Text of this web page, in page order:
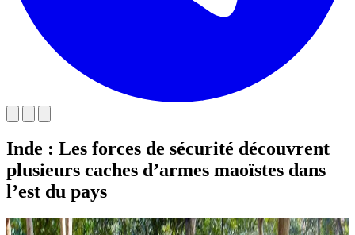
Inde : Les forces de sécurité découvrent
plusieurs caches d’armes maoïstes dans
l’est du pays